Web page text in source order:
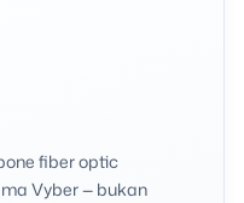
fiber optic
Vyber — bukan